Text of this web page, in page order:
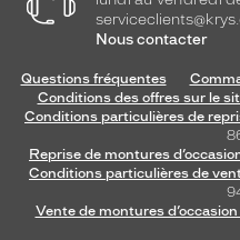
Nous contacter
Questions fréquentes
Conditions des offres sur le
Conditions particulières de
Reprise de montures
Conditions particulières de
Vente de montures